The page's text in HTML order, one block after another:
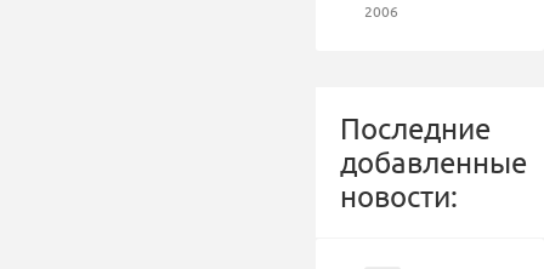
2006
Последние
добавленные
новости: